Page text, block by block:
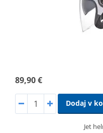
89,90 €
Dodaj v
Jet